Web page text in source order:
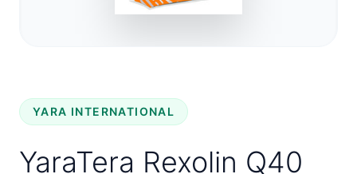
YARA INTERNATIONAL
YaraTera Rexolin Q40